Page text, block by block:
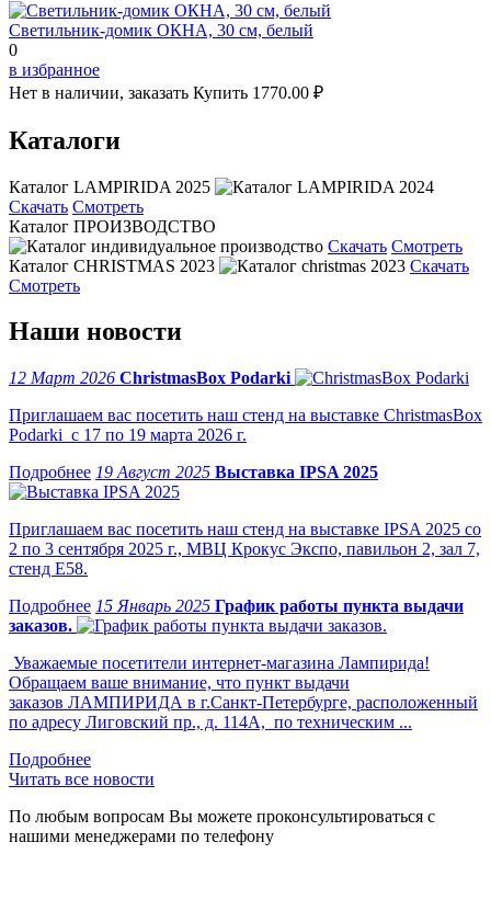
Светильник-домик ОКНА, 30 см, белый
0
в избранное
Нет в наличии, заказать Купить 1770.00 ₽
Каталоги
Каталог LAMPIRIDA 2025
Скачать Смотреть
Каталог ПРОИЗВОДСТВО
Скачать Смотреть
Каталог CHRISTMAS 2023
Скачать
Смотреть
Наши новости
12 Март 2026 ChristmasBox Podarki
Приглашаем вас посетить наш стенд на выставке ChristmasBox
Podarki с 17 по 19 марта 2026 г.
19 Август 2025 Выставка IPSA 2025
Приглашаем вас посетить наш стенд на выставке IPSA 2025 со
2 по 3 сентября 2025 г., МВЦ Крокус Экспо, павильон 2, зал 7,
стенд Е58.
15 Январь 2025 График работы пункта выдачи
заказов.
Уважаемые посетители интернет-магазина Лампирида!
Обращаем ваше внимание, что пункт выдачи
заказов ЛАМПИРИДА в г.Санкт-Петербурге, расположенный
по адресу Лиговский пр., д. 114А, по техническим ...
Читать все новости
По любым вопросам Вы можете проконсультироваться с
нашими менеджерами по телефону